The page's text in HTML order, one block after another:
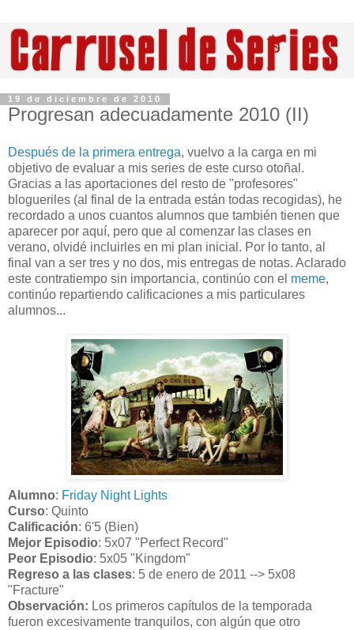
19 de diciembre de 2010
Progresan adecuadamente 2010 (II)
Después de la primera entrega, vuelvo a la carga en mi
objetivo de evaluar a mis series de este curso otoñal.
Gracias a las aportaciones del resto de "profesores"
blogueriles (al final de la entrada están todas recogidas), he
recordado a unos cuantos alumnos que también tienen que
aparecer por aquí, pero que al comenzar las clases en
verano, olvidé incluirles en mi plan inicial. Por lo tanto, al
final van a ser tres y no dos, mis entregas de notas. Aclarado
este contratiempo sin importancia, continúo con el meme,
continúo repartiendo calificaciones a mis particulares
alumnos...
Alumno: Friday Night Lights
Curso: Quinto
Calificación: 6'5 (Bien)
Mejor Episodio: 5x07 "Perfect Record"
Peor Episodio: 5x05 "Kingdom"
Regreso a las clases: 5 de enero de 2011 --> 5x08
"Fracture"
Observación: Los primeros capítulos de la temporada
fueron excesivamente tranquilos, con algún que otro